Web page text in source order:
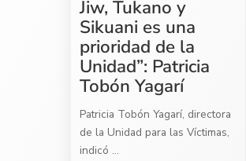
Jiw, Tukano y
Sikuani es una
prioridad de la
Unidad”: Patricia
Tobón Yagarí
Patricia Tobón Yagarí, directora
de la Unidad para las Víctimas,
indicó ...